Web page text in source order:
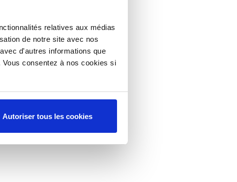
relatives aux médias
de notre site avec nos
d'autres informations que
consentez à nos cookies si
Autoriser tous les cookies